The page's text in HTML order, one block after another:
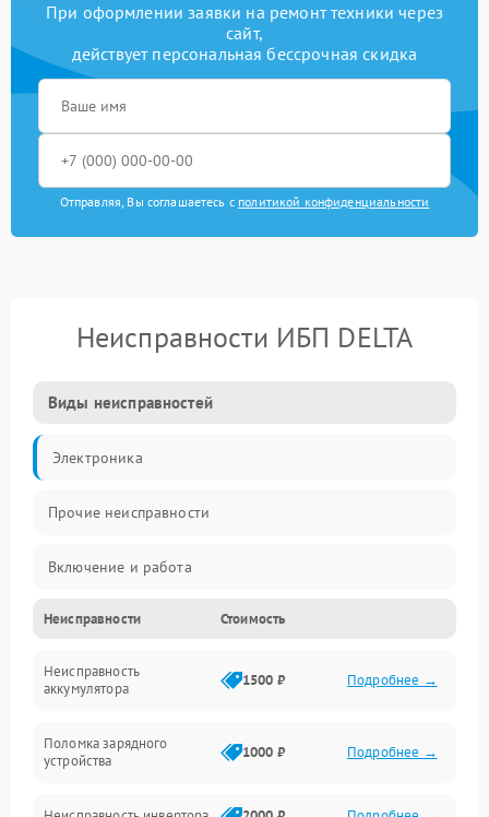
При оформлении заявки на ремонт техники через
сайт,
действует персональная бессрочная скидка
Отправляя, Вы соглашаетесь с политикой конфиденциальности
Неисправности ИБП DELTA
Виды неисправностей
Электроника
Прочие неисправности
Включение и работа
Работа с нагрузкой
Звук и индикация
Неисправности Стоимость
Неисправность
аккумулятора
1500 ₽ Подробнее →
Поломка зарядного
устройства
1000 ₽ Подробнее →